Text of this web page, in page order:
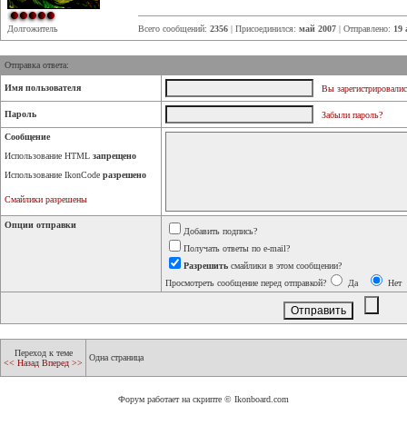
Долгожитель Всего сообщений: 2356 | Присоединился: май 2007 | Отправлено: 19
Отправка ответа:
Имя пользователя Вы
Пароль Забыли пароль?
Сообщение
Использование HTML запрещено
Использование IkonCode разрешено
Смайлики разрешены
Опции отправки
Добавить подпись?
Получать ответы по e-mail?
Разрешить смайлики в этом сообщении?
Просмотреть сообщение перед отправкой?
Да Нет
Переход к теме
<< Назад Вперед >>
Одна страница
Форум работает на скрипте © Ikonboard.com